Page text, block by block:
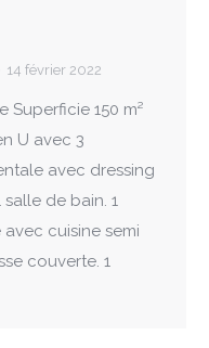
14 février 2022
Superficie 150 m²
U avec 3
avec dressing
salle de bain. 1
cuisine semi
couverte. 1